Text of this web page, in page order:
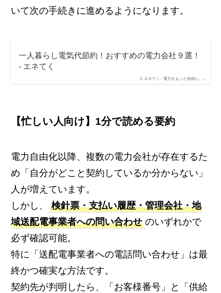
いて次の手続きに進めるようになります。
エネてく - 電力をもっと自由に、...
一人暮らし電気代節約！おすすめの電力会社９選！
- エネてく
【忙しい人向け】1分で読める要約
電力自由化以降、複数の電力会社が存在するた
め「自分がどこと契約しているか分からない」
人が増えています。
しかし、
検針票・支払い履歴・管理会社・地
域送配電事業者への問い合わせ のいずれかで
必ず確認可能。
特に「送配電事業者への電話問い合わせ」は最
終かつ確実な方法です。
契約先が判明したら、「お客様番号」と「供給